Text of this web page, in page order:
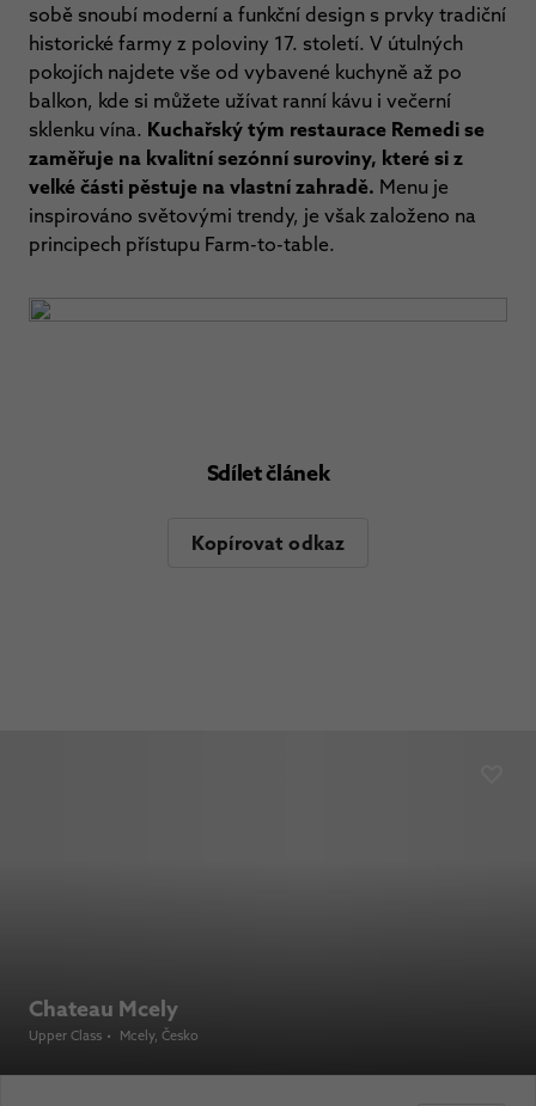
sobě snoubí moderní a funkční design s prvky tradiční
historické farmy z poloviny 17. století. V útulných
pokojích najdete vše od vybavené kuchyně až po
balkon, kde si můžete užívat ranní kávu i večerní
sklenku vína. Kuchařský tým restaurace Remedi se
zaměřuje na kvalitní sezónní suroviny, které si z
velké části pěstuje na vlastní zahradě. Menu je
inspirováno světovými trendy, je však založeno na
principech přístupu Farm-to-table.
Sdílet článek
Kopírovat odkaz
Chateau Mcely
Upper Class • Mcely, Česko